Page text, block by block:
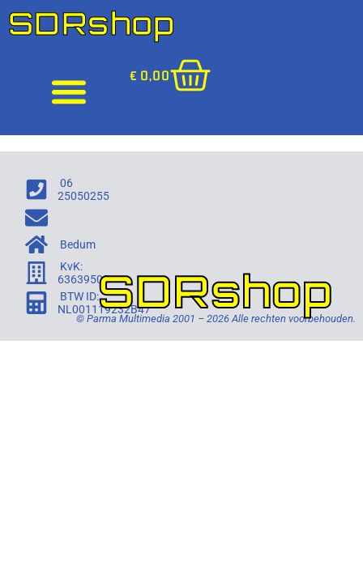
SDRshop
€ 0,00
06
25050255
Bedum
KvK:
63639505
BTW ID:
NL001119232B47
© Parma Multimedia 2001 – 2026 Alle rechten voorbehouden.
SDRshop